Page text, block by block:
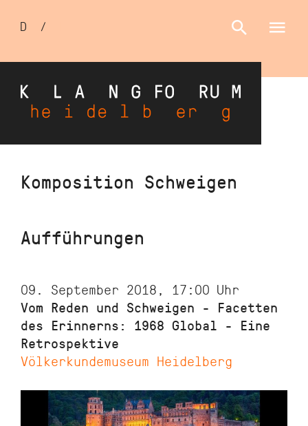
Direkt
Sprachumschalter
D /
Komposition Schweigen
Aufführungen
09. September 2018, 17:00 Uhr
Vom Reden und Schweigen - Facetten
des Erinnerns: 1968 Global - Eine
Retrospektive
Völkerkundemuseum Heidelberg